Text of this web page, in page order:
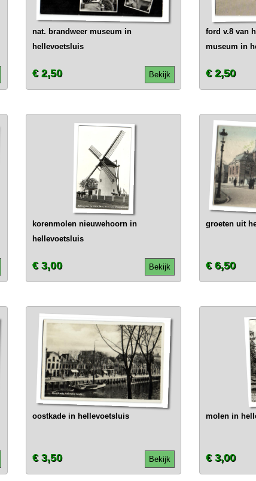
nat. brandweer museum in
hellevoetsluis
Bekijk
€ 2,50
ford v.8 van
museum in
€ 2,50
korenmolen nieuwehoorn in
hellevoetsluis
Bekijk
€ 3,00
groeten uit
€ 6,50
oostkade in hellevoetsluis
Bekijk
€ 3,50
molen in
€ 3,00